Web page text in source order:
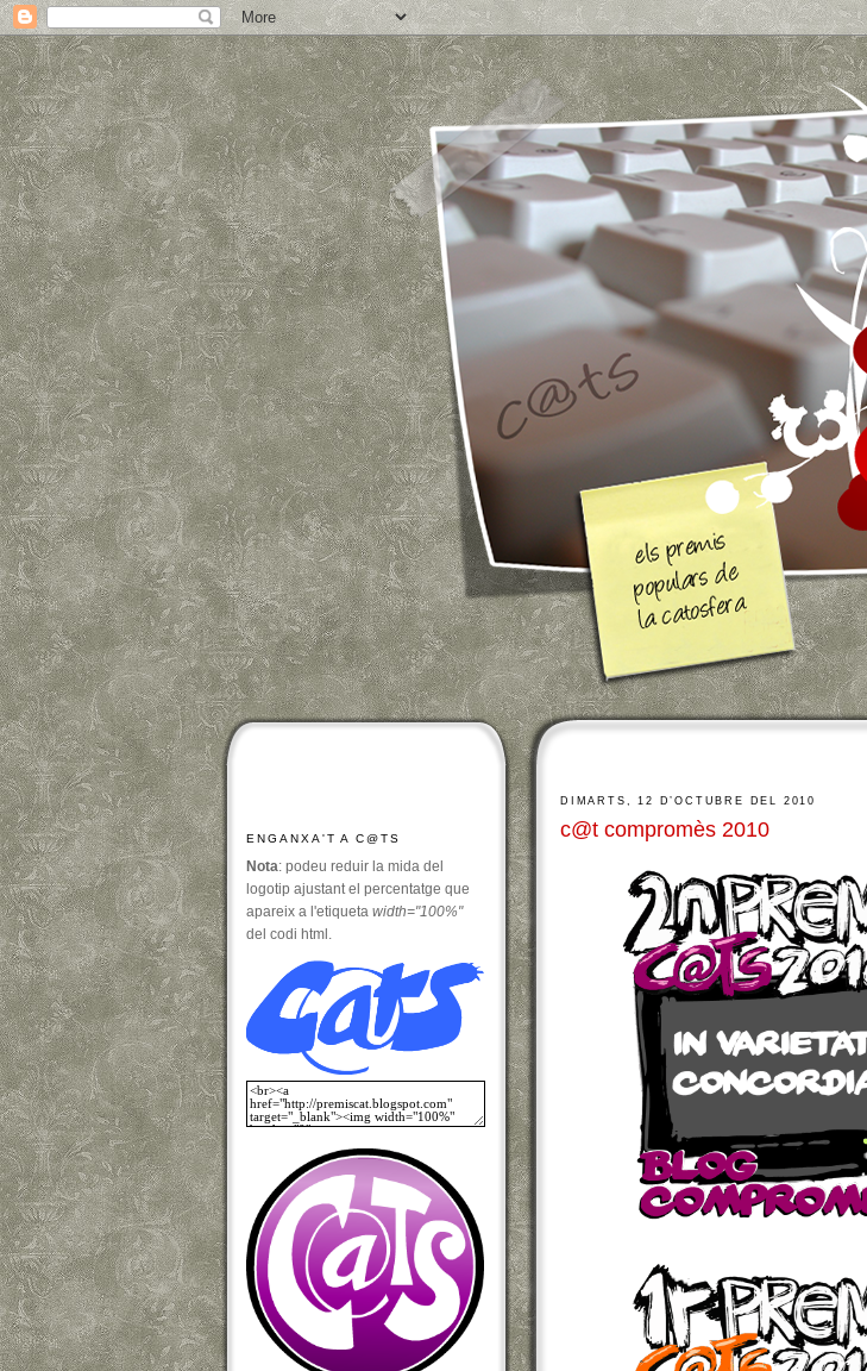
ENGANXA'T A C@TS
Nota: podeu reduir la mida del
logotip ajustant el percentatge que
apareix a l'etiqueta width="100%"
del codi html.
DIMARTS, 12 D’OCTUBRE DEL 2010
c@t compromès 2010